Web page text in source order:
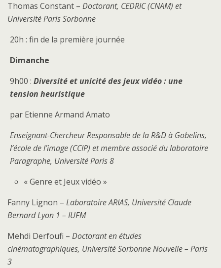
Thomas Constant – Doctorant, CEDRIC (CNAM) et
Université Paris Sorbonne
20h : fin de la première journée
Dimanche
9h00 : Diversité et unicité des jeux vidéo : une
tension heuristique
par Etienne Armand Amato
Enseignant-Chercheur Responsable de la R&D à Gobelins,
l’école de l’image (CCIP) et membre associé du laboratoire
Paragraphe, Université Paris 8
« Genre et Jeux vidéo »
Fanny Lignon – Laboratoire ARIAS, Université Claude
Bernard Lyon 1 – IUFM
Mehdi Derfoufi – Doctorant en études
cinématographiques, Université Sorbonne Nouvelle – Paris
3